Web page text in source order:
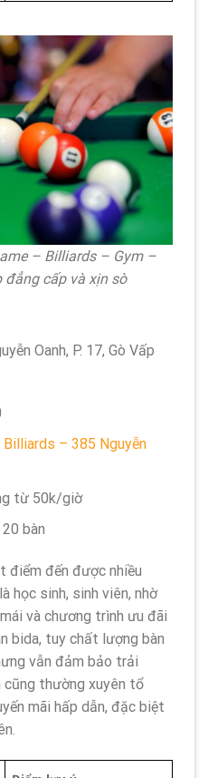
– Billiards – Gym –
đẳng cấp và xịn sò
Oanh, P. 17, Gò Vấp
Billiards – 385 Nguyễn
từ 50k/giờ
bàn
điểm đến được nhiều
học sinh, sinh viên, nhờ
và chương trình ưu đãi
bida, tuy chất lượng bàn
vẫn đảm bảo trải
cũng thường xuyên tổ
mãi hấp dẫn, đặc biệt